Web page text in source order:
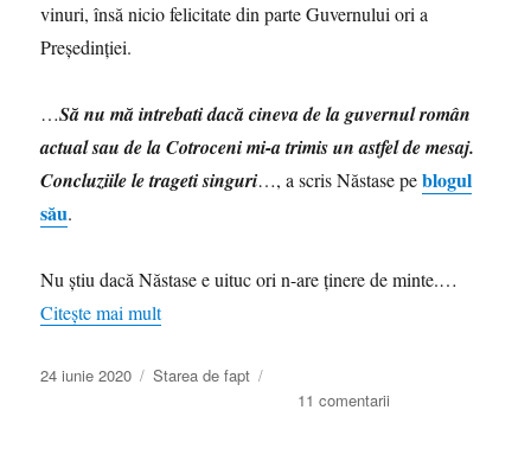
vinuri, însă nicio felicitate din parte Guvernului ori a
Preşedinţiei.
…Să nu mă intrebati dacă cineva de la guvernul român
actual sau de la Cotroceni mi-a trimis un astfel de mesaj.
Concluziile le trageti singuri…, a scris Năstase peblogul
său.
Nu ştiu dacă Năstase e uituc ori n-are ţinere de minte.…
Citește mai mult
Publicat
24 iunie 2020 Categorii
Starea de fapt
11 comentarii